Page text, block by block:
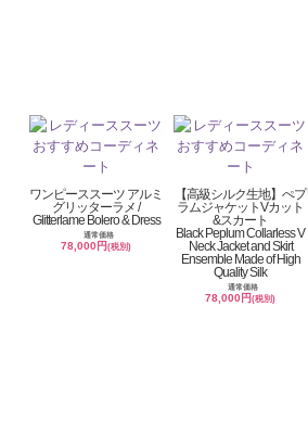
ワンピーススーツ アルミ
グリッターラメ /
Glitterlame Bolero & Dress
通常価格
78,000円(税別)
【高級シルク生地】ぺプ
ラムジャケットVカット
&スカート
Black Peplum Collarless V
Neck Jacket and Skirt
Ensemble Made of High
Quality Silk
通常価格
78,000円(税別)